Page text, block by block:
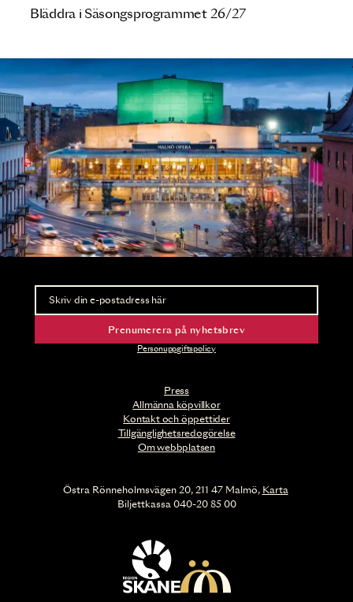
Bläddra i Säsongsprogrammet 26/27
Press
Allmänna köpvillkor
Kontakt och öppettider
Tillgänglighetsredogörelse
Om webbplatsen
Nyhetsbrev
Ta del av förhandsinformation och biljettsläpp.
Prenumerera på nyhetsbrev
Personuppgiftspolicy
Östra Rönneholmsvägen 20, 211 47 Malmö, Karta
Biljettkassa 040-20 85 00